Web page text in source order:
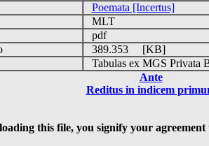
Poemata [Incertus]
MLT
pdf
389.353 [KB]
Tabulas ex MGS Privata
Ante
Reditus in indicem
this file, you signify your agreement